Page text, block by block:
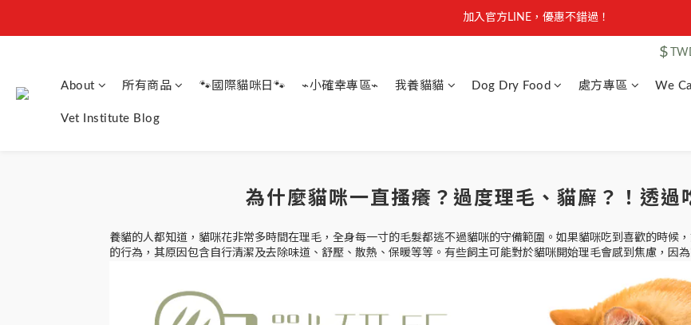
【安心聲明】 獸研所全品項未使用問題油品，點我看詳情 →
加入官方LINE，優惠不錯過！
【安心聲明】 獸研所全品項未使用問題油品，點我看詳情 →
$
About 所有商品 🐾國際貓咪日🐾 ⌁小確幸專區⌁ 我養貓貓 Dog Dry Food 處方專區 We
Vet Institute Blog
為什麼貓咪一直搔癢？過度理毛、貓廯？！透過
養貓的人都知道，貓咪花非常多時間在理毛，全身每一寸的毛髮都逃不過貓咪的守備範圍。如果貓咪吃到喜歡的時候
的行為，其原因包含自行清潔及去除味道、舒壓、散熱、保暖等等。有些飼主可能對於貓咪開始理毛會感到焦慮，因